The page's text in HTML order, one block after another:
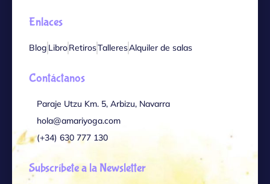
Enlaces
Blog LibroRetirosTalleresAlquiler de salas
Contáctanos
Paraje Utzu Km. 5, Arbizu, Navarra
hola@amariyoga.com
(+34) 630 777 130
Subscríbete a la Newsletter